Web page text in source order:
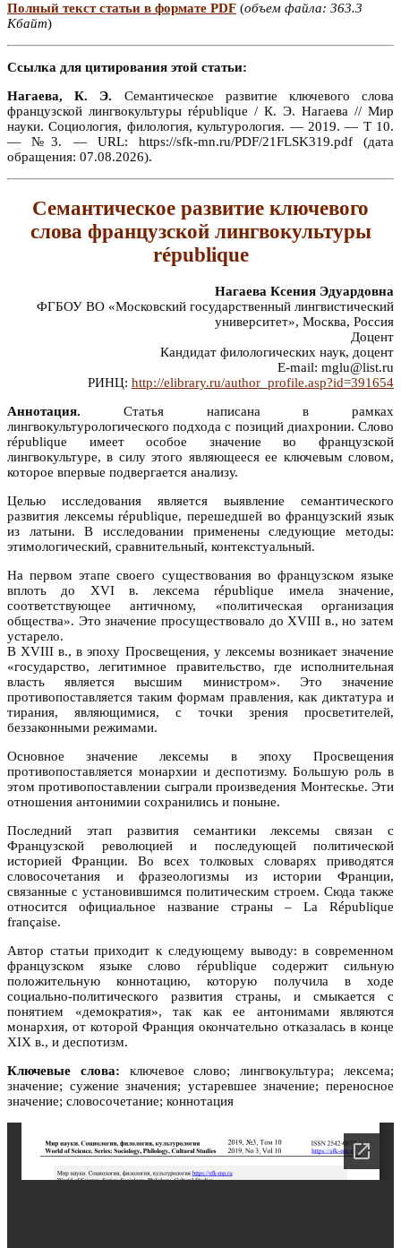
Полный текст статьи в формате PDF (объем файла: 363.3
Кбайт)
Ссылка для цитирования этой статьи:
Нагаева, К. Э. Семантическое развитие ключевого слова
французской лингвокультуры république / К. Э. Нагаева // Мир
науки. Социология, филология, культурология. — 2019. — Т 10.
— №3. — URL: https://sfk-mn.ru/PDF/21FLSK319.pdf (дата
обращения: 07.08.2026).
Семантическое развитие ключевого
слова французской лингвокультуры
république
Нагаева Ксения Эдуардовна
ФГБОУ ВО «Московский государственный лингвистический
университет», Москва, Россия
Доцент
Кандидат филологических наук, доцент
E-mail: mglu@list.ru
РИНЦ: http://elibrary.ru/author_profile.asp?id=391654
Аннотация. Статья написана в рамках
лингвокультурологического подхода с позиций диахронии. Слово
république имеет особое значение во французской
лингвокультуре, в силу этого являющееся ее ключевым словом,
которое впервые подвергается анализу.
Целью исследования является выявление семантического
развития лексемы république, перешедшей во французский язык
из латыни. В исследовании применены следующие методы:
этимологический, сравнительный, контекстуальный.
На первом этапе своего существования во французском языке
вплоть до XVI в. лексема république имела значение,
соответствующее античному, «политическая организация
общества». Это значение просуществовало до XVIII в., но затем
устарело.
В XVIII в., в эпоху Просвещения, у лексемы возникает значение
«государство, легитимное правительство, где исполнительная
власть является высшим министром». Это значение
противопоставляется таким формам правления, как диктатура и
тирания, являющимися, с точки зрения просветителей,
беззаконными режимами.
Основное значение лексемы в эпоху Просвещения
противопоставляется монархии и деспотизму. Большую роль в
этом противопоставлении сыграли произведения Монтескье. Эти
отношения антонимии сохранились и поныне.
Последний этап развития семантики лексемы связан с
Французской революцией и последующей политической
историей Франции. Во всех толковых словарях приводятся
словосочетания и фразеологизмы из истории Франции,
связанные с установившимся политическим строем. Сюда также
относится официальное название страны – La République
française.
Автор статьи приходит к следующему выводу: в современном
французском языке слово république содержит сильную
положительную коннотацию, которую получила в ходе
социально-политического развития страны, и смыкается с
понятием «демократия», так как ее антонимами являются
монархия, от которой Франция окончательно отказалась в конце
XIX в., и деспотизм.
Ключевые слова: ключевое слово; лингвокультура; лексема;
значение; сужение значения; устаревшее значение; переносное
значение; словосочетание; коннотация